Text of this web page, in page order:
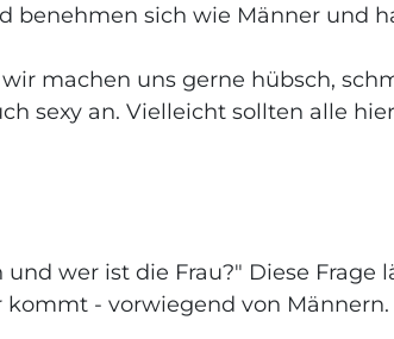
benehmen sich wie Männer und
machen uns gerne hübsch,
sexy an. Vielleicht sollten alle
wer ist die Frau?" Diese
kommt - vorwiegend von Männern.